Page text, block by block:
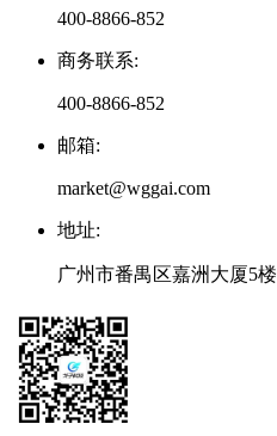
400-8866-852
商务联系:
400-8866-852
邮箱:
market@wggai.com
地址:
广州市番禺区嘉洲大厦5楼